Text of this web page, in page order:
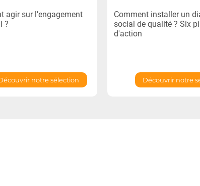
agir sur l’engagement
?
notre sélection
Comment installer un
social de qualité ? Six
d'action
Découvrir notre